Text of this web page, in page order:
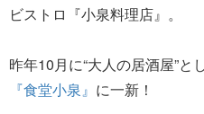
ビストロ『小泉料理店』。
昨年10月に“大人の居酒屋”
『食堂小泉』 に一新！